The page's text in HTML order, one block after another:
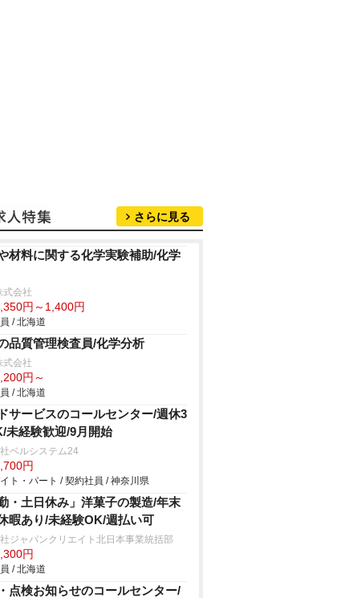
さらに見る
材料に関する化学実験補助/化学
式会社
円～1,400円
/ 北海道
品質管理検査員/化学分析
式会社
円～
/ 北海道
サービスのコールセンター/週休3
未経験歓迎/9月開始
ベルシステム24
円
ト・パート / 契約社員 / 神奈川県
勤・土日休み」洋菓子の製造/年末
暇あり/未経験OK/週払い可
ジャパンクリエイト北日本事業統括部
円
/ 北海道
点検お知らせのコールセンター/